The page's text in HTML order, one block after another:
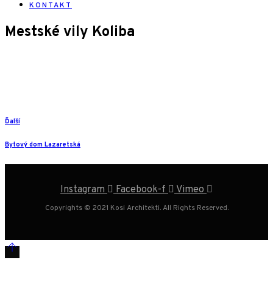
KONTAKT
Mestské vily Koliba
Ďalší
Bytový dom Lazaretská
Instagram Facebook-f Vimeo
Copyrights © 2021 Kosi Architekti. All Rights Reserved.